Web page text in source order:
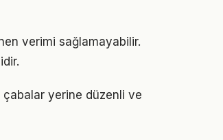
verimi sağlamayabilir.
çabalar yerine düzenli ve